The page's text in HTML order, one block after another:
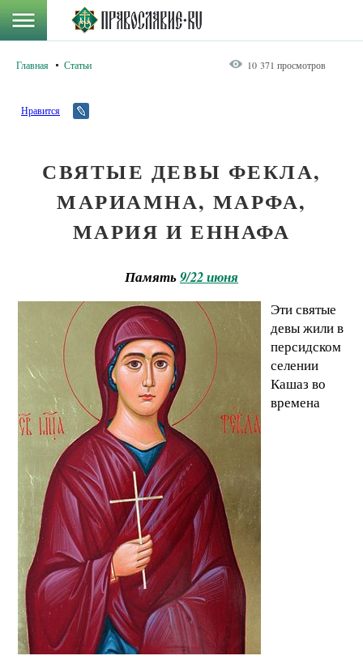
Главная Статьи 10 371 просмотров
Нравится
СВЯТЫЕ ДЕВЫ ФЕКЛА,
МАРИАМНА, МАРФА,
МАРИЯ И ЕННАФА
Память9/22 июня
Эти святые
девы жили в
персидском
селении
Кашаз во
времена